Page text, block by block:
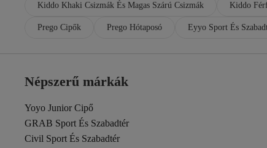
Kiddo Khaki Csizmák És Magas Szárú Csizmák Kiddo
Prego Cipők Prego Hótaposó Eyyo Sport És
Népszerű márkák
Yoyo Junior Cipő
GRAB Sport És Szabadtér
Civil Sport És Szabadtér